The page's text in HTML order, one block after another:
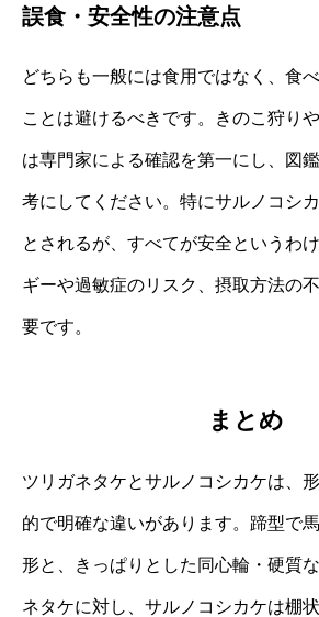
誤食・安全性の注意点
どちらも一般には食用ではなく、食
ことは避けるべきです。きのこ狩り
は専門家による確認を第一にし、図
考にしてください。特にサルノコシ
とされるが、すべてが安全というわ
ギーや過敏症のリスク、摂取方法の
要です。
まとめ
ツリガネタケとサルノコシカケは、
的で明確な違いがあります。蹄型で
形と、きっぱりとした同心輪・硬質
ネタケに対し、サルノコシカケは棚